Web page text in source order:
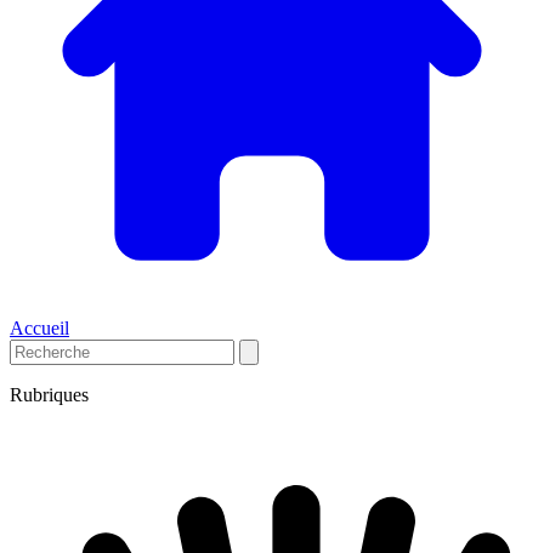
Accueil
Rubriques